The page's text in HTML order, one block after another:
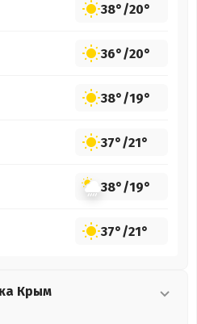
38°/20°
36°/20°
38°/19°
37°/21°
38°/19°
37°/21°
Крым